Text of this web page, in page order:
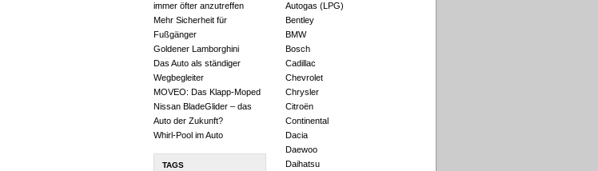
immer öfter anzutreffen
Mehr Sicherheit für
Fußgänger
Goldener Lamborghini
Das Auto als ständiger
Wegbegleiter
MOVEO: Das Klapp-Moped
Nissan BladeGlider – das
Auto der Zukunft?
Whirl-Pool im Auto
TAGS
Autogas (LPG)
Bentley
BMW
Bosch
Cadillac
Chevrolet
Chrysler
Citroën
Continental
Dacia
Daewoo
Daihatsu